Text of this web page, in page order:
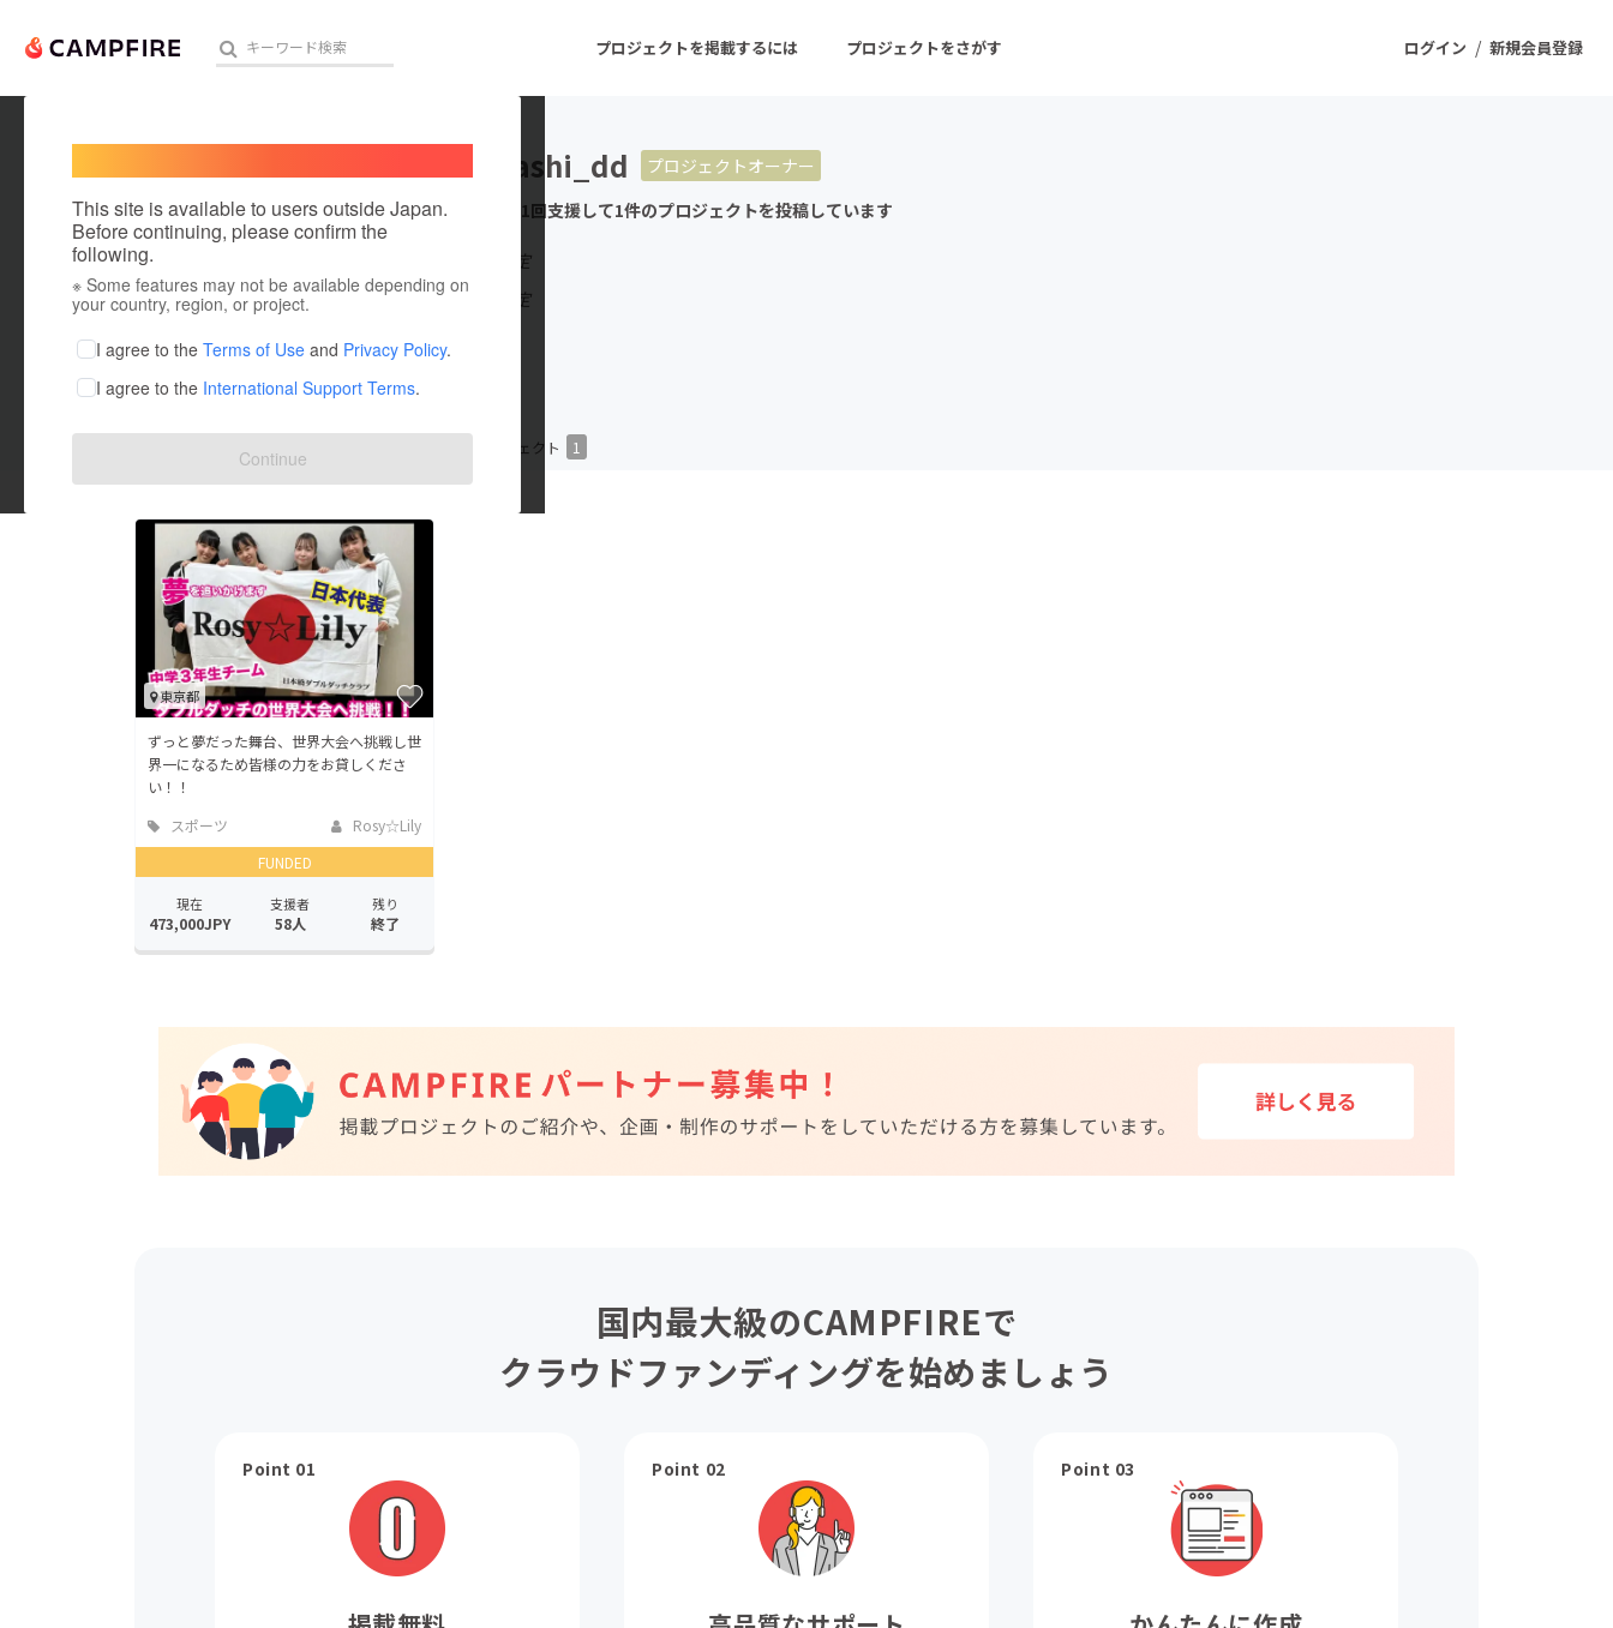
ログイン / 新規会員登録
プロジェクトを掲載するには プロジェクトをさがす
人気のプロジェクト 注目のリターン 注目の新着プロジェクト
アート・写真
テクノロジー・ガジェット
映像・映画
ビジネス・起業
チャレンジ
まちづくり・地域活性化
This site is available to users outside Japan.
Before continuing, please confirm the
following.
※ Some features may not be available depending on
your country, region, or project.
I agree to the Terms of Use and Privacy Policy.
I agree to the International Support Terms.
Continue
nihonbashi_dd
プロジェクトオーナー
これまでに1回支援して1件のプロジェクトを投稿しています
在住国：未設定
出身国：未設定
プロジェクト 1
東京都
ずっと夢だった舞台、世界大会へ挑戦し世
界一になるため皆様の力をお貸しくださ
い！！
スポーツ
Rosy☆Lily
FUNDED
現在
473,000JPY
支援者
58人
残り
終了
国内最大級のCAMPFIREで
クラウドファンディングを始めましょう
Point 01 Point 02 Point 03